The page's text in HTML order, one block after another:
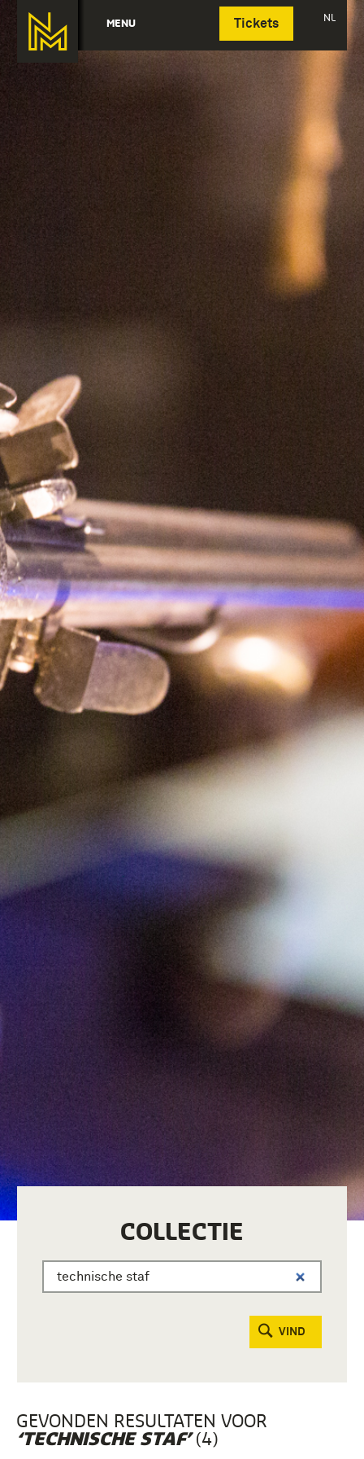
MENU Tickets NL
Deutsch
COLLECTIE
VIND
GEVONDEN RESULTATEN VOOR
‘TECHNISCHE STAF’(4)